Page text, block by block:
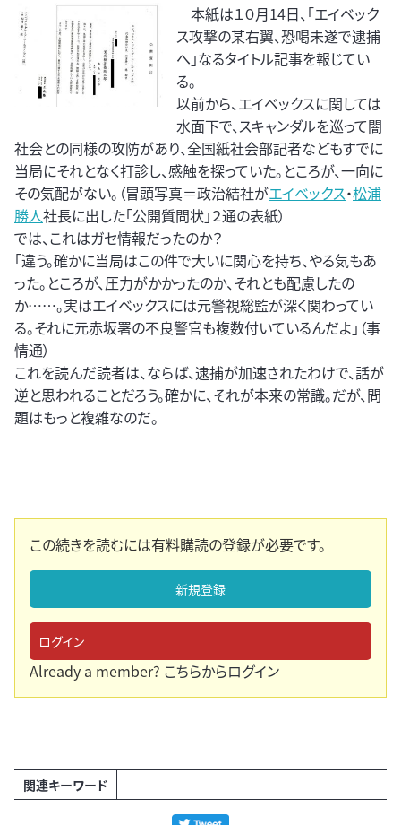
本紙は１０月14日、「エイベック
ス攻撃の某右翼、恐喝未遂で逮捕
へ」なるタイトル記事を報じてい
る。
以前から、エイベックスに関しては
水面下で、スキャンダルを巡って闇
社会との同様の攻防があり、全国紙社会部記者などもすでに
当局にそれとなく打診し、感触を探っていた。ところが、一向に
その気配がない。（冒頭写真＝政治結社がエイベックス・松浦
勝人社長に出した「公開質問状」２通の表紙）
では、これはガセ情報だったのか？
「違う。確かに当局はこの件で大いに関心を持ち、やる気もあ
った。ところが、圧力がかかったのか、それとも配慮したの
か……。実はエイベックスには元警視総監が深く関わってい
る。それに元赤坂署の不良警官も複数付いているんだよ」（事
情通）
これを読んだ読者は、ならば、逮捕が加速されたわけで、話が
逆と思われることだろう。確かに、それが本来の常識。だが、問
題はもっと複雑なのだ。
この続きを読むには有料購読の登録が必要です。
新規登録
ログイン
Already a member? こちらからログイン
関連キーワード